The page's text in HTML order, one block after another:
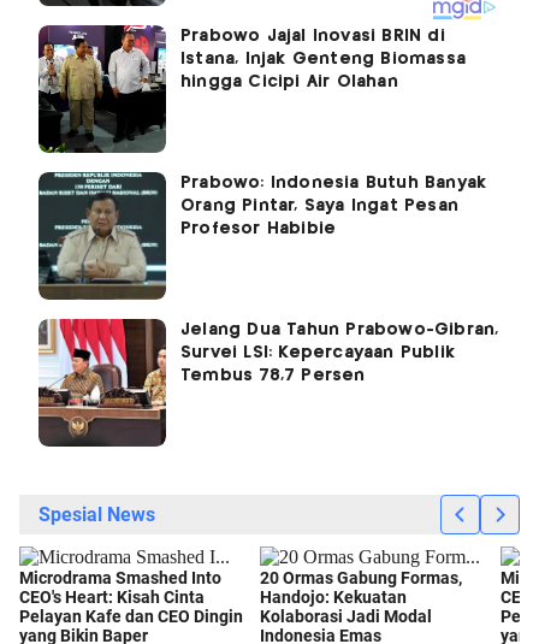
Prabowo Jajal Inovasi BRIN di
Istana, Injak Genteng Biomassa
hingga Cicipi Air Olahan
Prabowo: Indonesia Butuh Banyak
Orang Pintar, Saya Ingat Pesan
Profesor Habibie
Jelang Dua Tahun Prabowo-Gibran,
Survei LSI: Kepercayaan Publik
Tembus 78,7 Persen